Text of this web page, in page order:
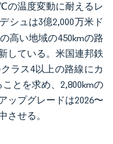
の温度変動に耐えるレ
シュは3億2,000万米ド
高い地域の450kmの路
している。米国連邦鉄
ラス4以上の路線にカ
とを求め、2,800kmの
ップグレードは2026〜
させる。